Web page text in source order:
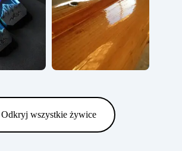
Odkryj wszystkie żywice